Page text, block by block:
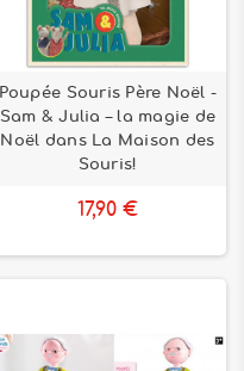
Poupée Souris Père Noël -
Sam & Julia – la magie de
Noël dans La Maison des
Souris!
17,90 €